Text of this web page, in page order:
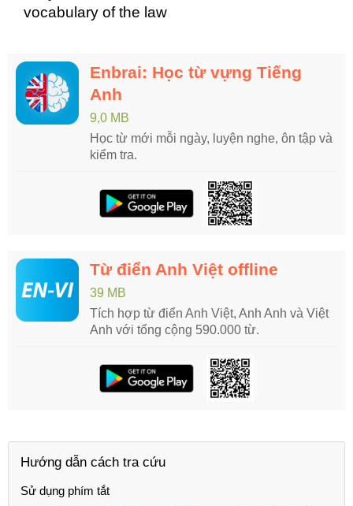
vocabulary of the law
Enbrai: Học từ vựng Tiếng
Anh
9,0 MB
Học từ mới mỗi ngày, luyện nghe, ôn tập và
kiểm tra.
Từ điển Anh Việt offline
39 MB
Tích hợp từ điển Anh Việt, Anh Anh và Việt
Anh với tổng cộng 590.000 từ.
Hướng dẫn cách tra cứu
Sử dụng phím tắt